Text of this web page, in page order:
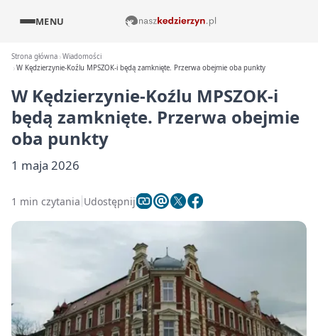
MENU
Strona główna Wiadomości
W Kędzierzynie-Koźlu MPSZOK-i będą zamknięte. Przerwa obejmie oba punkty
W Kędzierzynie-Koźlu MPSZOK-i
będą zamknięte. Przerwa obejmie
oba punkty
1 maja 2026
1 min czytania Udostępnij